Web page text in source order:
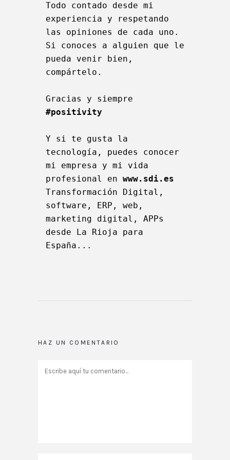
Todo contado desde mi
experiencia y respetando
las opiniones de cada uno.
Si conoces a alguien que le
pueda venir bien,
compártelo.
#positivity
Y si te gusta la
tecnología, puedes conocer
mi empresa y mi vida
profesional en
Transformación Digital,
software, ERP, web,
marketing digital, APPs
desde La Rioja para
España...
HAZ UN COMENTARIO